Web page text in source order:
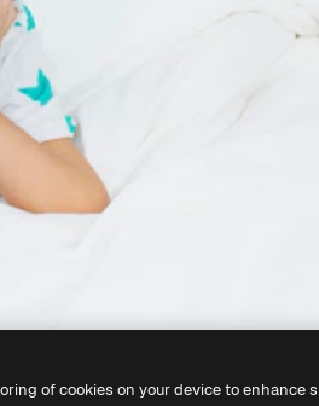
of cookies on your device to enhance